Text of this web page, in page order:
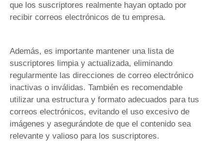
que los suscriptores realmente hayan optado por
recibir correos electrónicos de tu empresa.
Además, es importante mantener una lista de
suscriptores limpia y actualizada, eliminando
regularmente las direcciones de correo electrónico
inactivas o inválidas. También es recomendable
utilizar una estructura y formato adecuados para tus
correos electrónicos, evitando el uso excesivo de
imágenes y asegurándote de que el contenido sea
relevante y valioso para los suscriptores.